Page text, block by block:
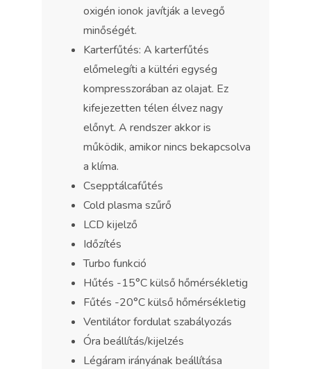
oxigén ionok javítják a levegő
minőségét.
Karterfűtés: A karterfűtés
előmelegíti a kültéri egység
kompresszorában az olajat. Ez
kifejezetten télen élvez nagy
előnyt. A rendszer akkor is
működik, amikor nincs bekapcsolva
a klíma.
Csepptálcafűtés
Cold plasma szűrő
LCD kijelző
Időzítés
Turbo funkció
Hűtés -15°C külső hőmérsékletig
Fűtés -20°C külső hőmérsékletig
Ventilátor fordulat szabályozás
Óra beállítás/kijelzés
Légáram irányának beállítása